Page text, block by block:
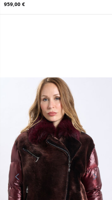
959,00 €